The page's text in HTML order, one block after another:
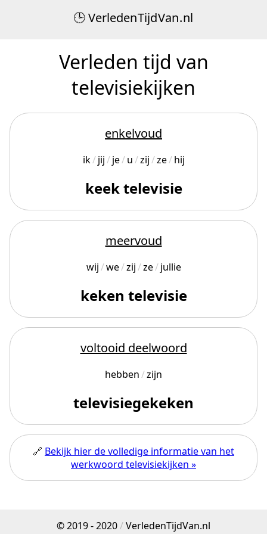
VerledenTijdVan.nl
Verleden tijd van
televisiekijken
enkelvoud
ik jij je u zij ze hij
keek televisie
meervoud
wij we zij ze jullie
keken televisie
voltooid deelwoord
hebben zijn
televisiegekeken
🔗 Bekijk hier de volledige informatie van het
werkwoord televisiekijken »
© 2019 - 2020/VerledenTijdVan.nl